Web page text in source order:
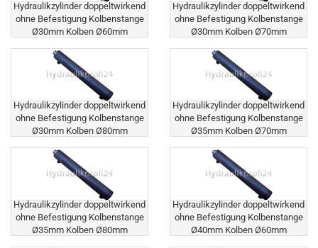
Hydraulikzylinder doppeltwirkend
ohne Befestigung Kolbenstange
Ø30mm Kolben Ø60mm
Hydraulikzylinder doppeltwirkend
ohne Befestigung Kolbenstange
Ø30mm Kolben Ø70mm
Hydraulikzylinder doppeltwirkend
ohne Befestigung Kolbenstange
Ø30mm Kolben Ø80mm
Hydraulikzylinder doppeltwirkend
ohne Befestigung Kolbenstange
Ø35mm Kolben Ø70mm
Hydraulikzylinder doppeltwirkend
ohne Befestigung Kolbenstange
Ø35mm Kolben Ø80mm
Hydraulikzylinder doppeltwirkend
ohne Befestigung Kolbenstange
Ø40mm Kolben Ø60mm